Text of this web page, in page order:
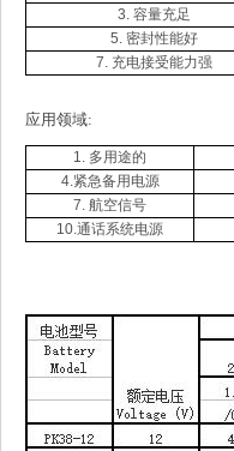
3. 容量充足
5. 密封性能好
7. 充电接受能力强
应用领域:
1. 多用途的
4.紧急备用电源
7. 航空信号
10.通话系统电源